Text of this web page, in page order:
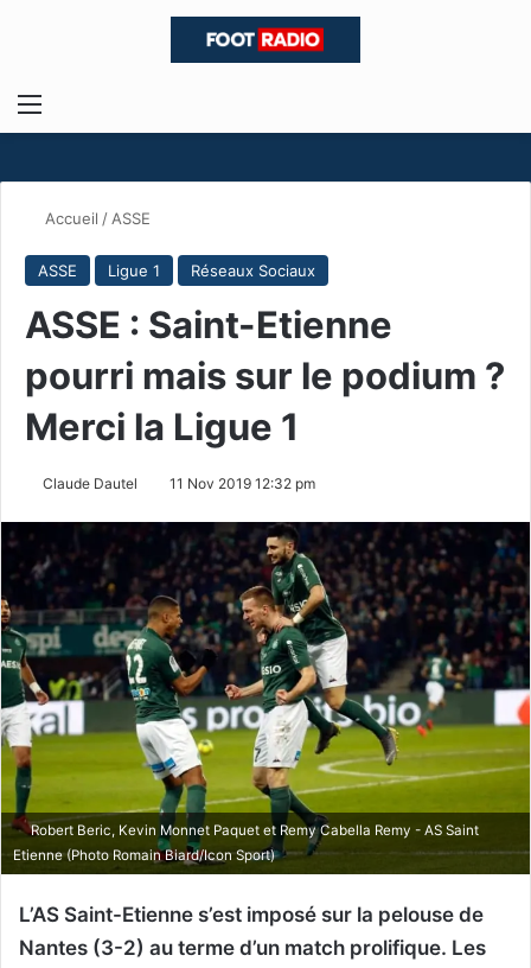
Menu
Accueil / ASSE
ASSE Ligue 1 Réseaux Sociaux
ASSE : Saint-Etienne
pourri mais sur le podium ?
Merci la Ligue 1
Claude Dautel 11 Nov 2019 12:32 pm
Robert Beric, Kevin Monnet Paquet et Remy Cabella Remy - AS Saint
Etienne (Photo Romain Biard/Icon Sport)
L’AS Saint-Etienne s’est imposé sur la pelouse de
Nantes (3-2) au terme d’un match prolifique. Les